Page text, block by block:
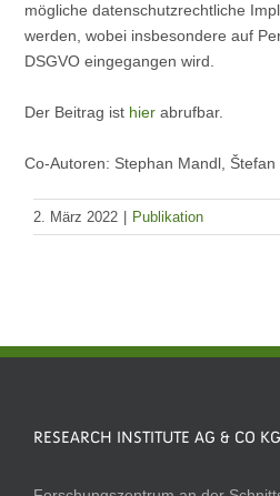
mögliche datenschutzrechtliche
werden, wobei insbesondere auf
DSGVO eingegangen wird.
Der Beitrag ist hier abrufbar.
Co-Autoren: Stephan Mandl,
2. März 2022 Publikation
RESEARCH INSTITUTE AG & CO KG